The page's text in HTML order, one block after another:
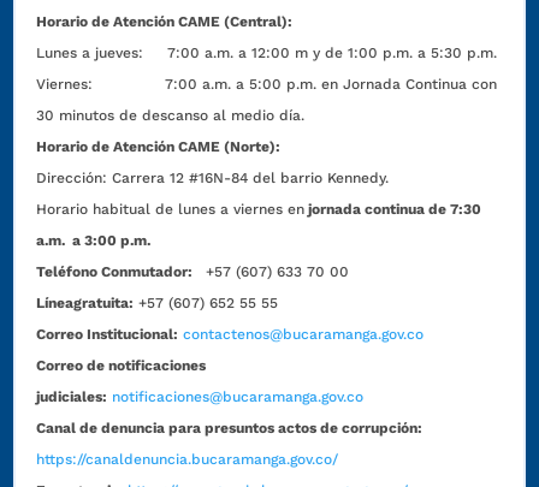
Horario de Atención CAME (Central):
Lunes a jueves: 7:00 a.m. a 12:00 m y de 1:00 p.m. a 5:30 p.m.
Viernes: 7:00 a.m. a 5:00 p.m. en Jornada Continua con
30 minutos de descanso al medio día.
Horario de Atención CAME (Norte):
Dirección:Carrera 12 #16N-84 del barrio Kennedy.
Horario habitual de lunes a viernes en jornada continua de 7:30
a.m. a 3:00 p.m.
Teléfono Conmutador:
+57 (607) 633 70 00
Líneagratuita: +57 (607) 652 55 55
Correo Institucional: contactenos@bucaramanga.gov.co
Correo de notificaciones
judiciales: notificaciones@bucaramanga.gov.co
Canal de denuncia para presuntos actos de corrupción:
https://canaldenuncia.bucaramanga.gov.co/